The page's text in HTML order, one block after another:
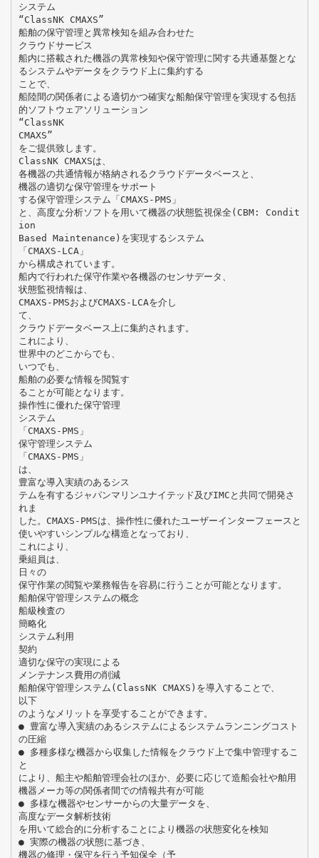
システム
“ClassNK CMAXS”
船舶の保守管理と異常検知を組み合わせた
クラウドサービス
船内に搭載された機器の異常検知や保守管理に関する共通基盤とな
るシステムやデータをクラウド上に集約する
ことで、
船陸間の関係者による適切かつ確実な船舶保守管理を実現する包括
的ソフトウェアソリューション
“ClassNK
CMAXS”
をご提供致します。
ClassNK CMAXSは、
各機器の共通情報が格納されるクラウドデータベースと、
機器の適切な保守管理をサポート
する保守管理システム「CMAXS-PMS」
と、高度な分析ソフトを用いて機器の状態監視保全(CBM: Condit
ion
Based Maintenance)を実現するシステム
「CMAXS-LCA」
から構成されています。
船内で行われた保守作業や各機器のセンサデータ、
状態監視情報は、
CMAXS-PMSおよびCMAXS-LCAを介し
て、
クラウドデータベース上に集約されます。
これにより、
世界中のどこからでも、
いつでも、
船舶の必要な情報を閲覧す
ることが可能となります。
操作性に優れた保守管理
システム
「CMAXS-PMS」
保守管理システム
「CMAXS-PMS」
は、
豊富な導入実績のあるシス
テムを有するジャパンマリンユナイテッド及びIMCと共同で開発さ
れま
した。CMAXS-PMSは、操作性に優れたユーザーインターフェースと
使いやすいシンプルな構造となっており、
これにより、
乗組員は、
日々の
保守作業の閲覧や業務報告を容易に行うことが可能となります。
船舶保守管理システムの概念
船級検査の
簡略化
システム利用
契約
適切な保守の実現による
メンテナンス費用の削減
船舶保守管理システム(ClassNK CMAXS)を導入することで、
以下
のようなメリットを享受することができます。
● 豊富な導入実績のあるシステムによるシステムランニングコスト
の圧縮
● 多種多様な機器から収集した情報をクラウド上で集中管理するこ
と
により、船主や船舶管理会社のほか、必要に応じて造船会社や舶用
機器メーカ等の関係者間での情報共有が可能
● 多様な機器やセンサーからの大量データを、
高度なデータ解析技術
を用いて総合的に分析することにより機器の状態変化を検知
● 実際の機器の状態に基づき、
機器の修理・保守を行う予知保全（予